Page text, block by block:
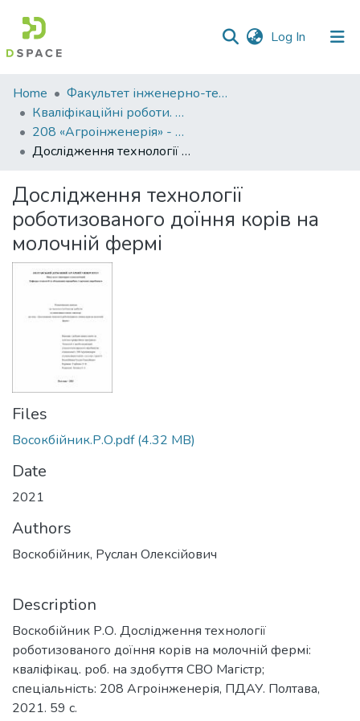
Log In (current)
Communities
&
Collections
All of DSpace
Statistics
Home
Факультет інженерно-технологічний
Кваліфікаційні роботи. Факультет інженерно-технологічний
208 «Агроінженерія» - Магістри 2021-2022
Дослідження технології роботизованого доїння корів на молочній фермі
Дослідження технології
роботизованого доїння корів на
молочній фермі
Files
Восокбійник.Р.О.pdf(4.32 MB)
Date
2021
Authors
Воскобійник, Руслан Олексійович
Description
Воскобійник Р.О. Дослідження технології
роботизованого доїння корів на молочній фермі:
кваліфікац. роб. на здобуття СВО Магістр;
спеціальність: 208 Агроінженерія, ПДАУ. Полтава,
2021. 59 с.